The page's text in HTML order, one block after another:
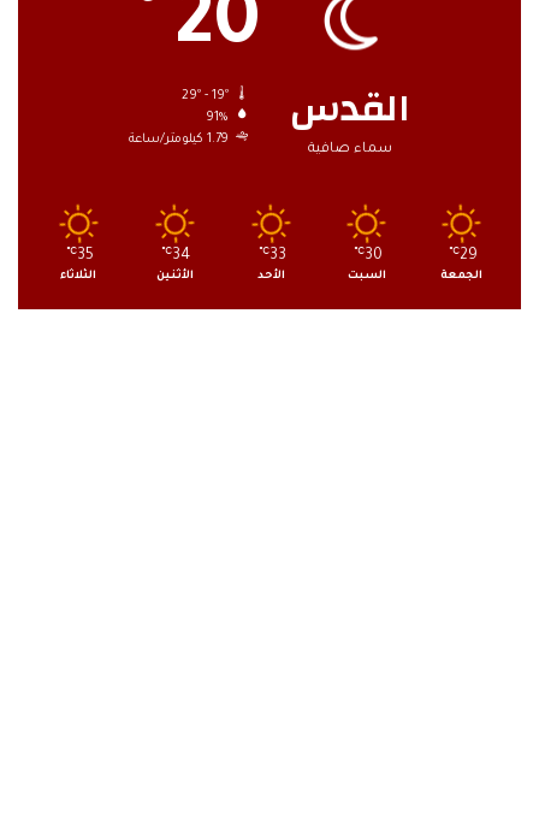
القدس
سماء صافية
20
91%
1.79 كيلومتر/ساعة
29
℃
الجمعة
30
℃
السبت
33
℃
الأحد
34
℃
الأثنين
35
℃
الثلاثاء